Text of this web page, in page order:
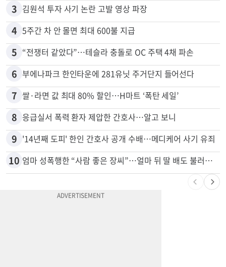
3 김원석 투자 사기 논란 고발 영상 파장
4 5주간 차 안 몰면 최대 600불 지급
5 “전쟁터 같았다”…테슬라 충돌로 OC 주택 4채 파손
6 부에나파크 한인타운에 281유닛 주거단지 들어선다
7 쌀·라면 값 최대 80% 할인…H마트 ‘폭탄 세일’
8 응급실서 폭력 환자 제압한 간호사…알고 보니
9 '14년째 도피' 한인 간호사 공개 수배…메디케어 사기 유죄
10 엄마 성폭행한 “사람 좋은 장씨”…얼마 뒤 딸 배도 불러왔다